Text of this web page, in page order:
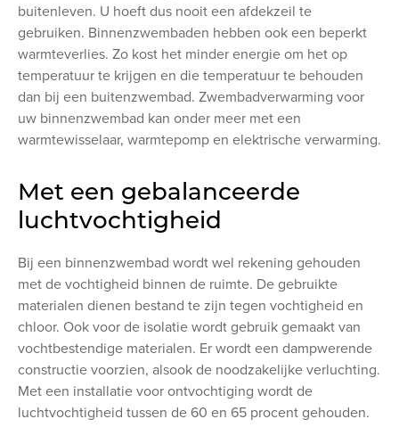
buitenleven. U hoeft dus nooit een afdekzeil te
gebruiken. Binnenzwembaden hebben ook een beperkt
warmteverlies. Zo kost het minder energie om het op
temperatuur te krijgen en die temperatuur te behouden
dan bij een buitenzwembad. Zwembadverwarming voor
uw binnenzwembad kan onder meer met een
warmtewisselaar, warmtepomp en elektrische verwarming.
Met een gebalanceerde
luchtvochtigheid
Bij een binnenzwembad wordt wel rekening gehouden
met de vochtigheid binnen de ruimte. De gebruikte
materialen dienen bestand te zijn tegen vochtigheid en
chloor. Ook voor de isolatie wordt gebruik gemaakt van
vochtbestendige materialen. Er wordt een dampwerende
constructie voorzien, alsook de noodzakelijke verluchting.
Met een installatie voor ontvochtiging wordt de
luchtvochtigheid tussen de 60 en 65 procent gehouden.